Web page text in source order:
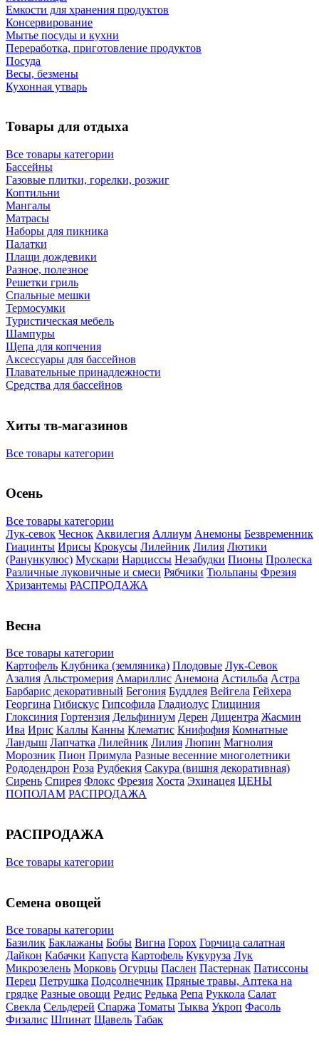
Емкости для хранения продуктов
Консервирование
Мытье посуды и кухни
Переработка, приготовление продуктов
Посуда
Весы, безмены
Кухонная утварь
Товары для отдыха
Все товары категории
Бассейны
Газовые плитки, горелки, розжиг
Коптильни
Мангалы
Матрасы
Наборы для пикника
Палатки
Плащи дождевики
Разное, полезное
Решетки гриль
Спальные мешки
Термосумки
Туристическая мебель
Шампуры
Щепа для копчения
Аксессуары для бассейнов
Плавательные принадлежности
Средства для бассейнов
Хиты тв-магазинов
Все товары категории
Осень
Все товары категории
Лук-севок Чеснок Аквилегия Аллиум Анемоны Безвременник
Гиацинты Ирисы Крокусы Лилейник Лилия Лютики
(Ранункулюс) Мускари Нарцисcы Незабудки Пионы Пролеска
Различные луковичные и смеси Рябчики Тюльпаны Фрезия
Хризантемы РАСПРОДАЖА
Весна
Все товары категории
Картофель Клубника (земляника) Плодовые Лук-Севок
Азалия Альстромерия Амариллис Анемона Астильба Астра
Барбарис декоративный Бегония Буддлея Вейгела Гейхера
Георгина Гибискус Гипсофила Гладиолус Глициния
Глоксиния Гортензия Дельфиниум Дерен Дицентра Жасмин
Ива Ирис Каллы Канны Клематис Книфофия Комнатные
Ландыш Лапчатка Лилейник Лилия Люпин Магнолия
Морозник Пион Примула Разные весенние многолетники
Рододендрон Роза Рудбекия Сакура (вишня декоративная)
Сирень Спирея Флокс Фрезия Хоста Эхинацея ЦЕНЫ
ПОПОЛАМ РАСПРОДАЖА
РАСПРОДАЖА
Все товары категории
Семена овощей
Все товары категории
Базилик Баклажаны Бобы Вигна Горох Горчица салатная
Дайкон Кабачки Капуста Картофель Кукуруза Лук
Микрозелень Морковь Огурцы Паслен Пастернак Патиссоны
Перец Петрушка Подсолнечник Пряные травы, Аптека на
грядке Разные овощи Редис Редька Репа Руккола Салат
Свекла Сельдерей Спаржа Томаты Тыква Укроп Фасоль
Физалис Шпинат Щавель Табак